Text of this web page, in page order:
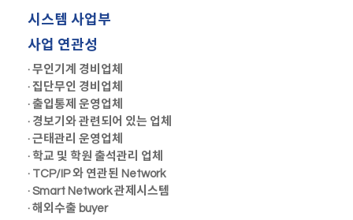
시스템 사업부
사업 연관성
· 무인기계 경비업체
· 집단무인 경비업체
· 출입통제 운영업체
· 경보기와 관련되어 있는 업체
· 근태관리 운영업체
· 학교 및 학원 출석관리 업체
· TCP/IP 와 연관된 Network
· Smart Network 관제시스템
· 해외수출 buyer